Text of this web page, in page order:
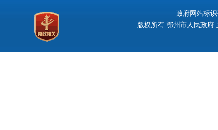
政府网站标
版权所有 鄂州市人民政府